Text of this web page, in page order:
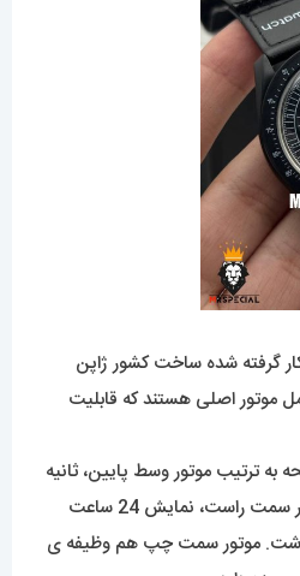
گرفته شده ساخت کشور ژاپن
موتور اصلی هستند که قابلیت
ترتیب موتور وسط پایین، ثانیه
شمار ساعت خواهد بود. موتور سمت راست، نمایش 24 ساعت
داشت. موتور سمت چپ هم وظیفه ی